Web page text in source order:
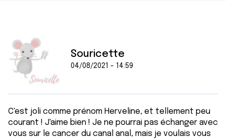
Souricette
04/08/2021 - 14:59
C'est joli comme prénom Herveline, et tellement peu
courant ! J'aime bien ! Je ne pourrai pas échanger avec
vous sur le cancer du canal anal, mais je voulais vous